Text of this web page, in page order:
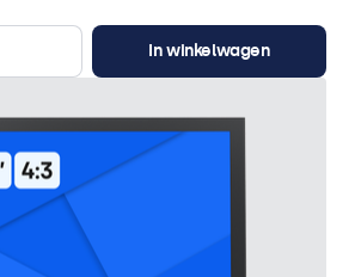
In winkelwagen